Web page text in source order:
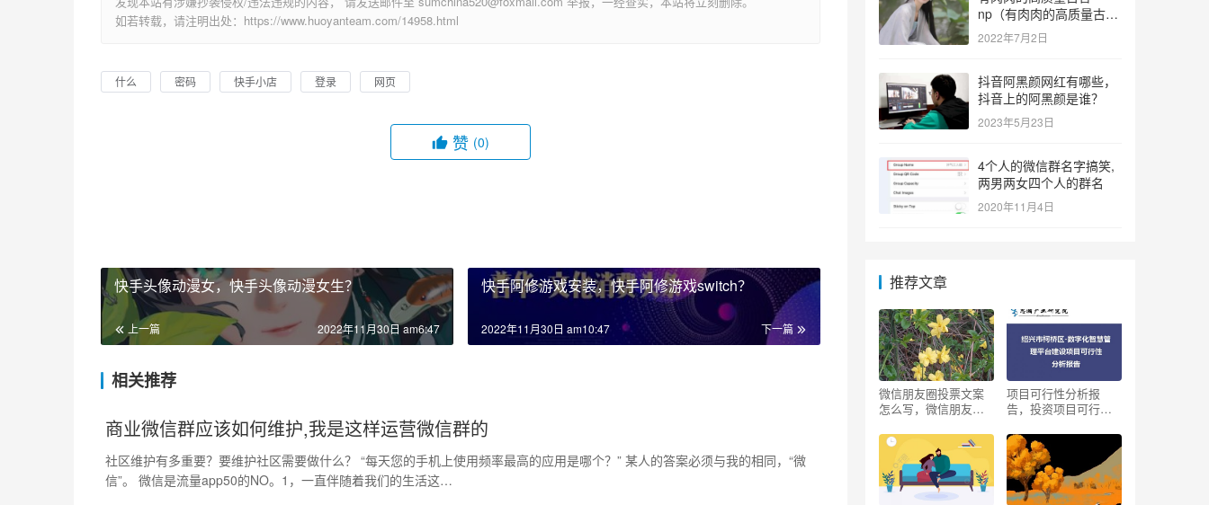
如若转载，请注明出处：https://www.huoyanteam.com/14958.html
什么 密码 快手小店 登录 网页
赞 (0)
快手头像动漫女，快手头像动漫女生？
上一篇 2022年11月30日 am6:47
快手阿修游戏安装，快手阿修游戏switch？
下一篇
2022年11月30日 am10:47
相关推荐
商业微信群应该如何维护,我是这样运营微信群的
社区维护有多重要？要维护社区需要做什么？ “每天您的手机上使用频率最高的应用是哪个？” 某人的答案必须与我的相同，“微
信”。 微信是流量app50的NO。1，一直伴随着我们的生活这…
np（有肉肉的高质量古言
np推荐）
2022年7月2日
抖音阿黑颜网红有哪些，
抖音上的阿黑颜是谁？
2023年5月23日
4个人的微信群名字搞笑,
两男两女四个人的群名
2020年11月4日
推荐文章
微信朋友圈投票文案
怎么写，微信朋友圈
项目可行性分析报
告，投资项目可行性